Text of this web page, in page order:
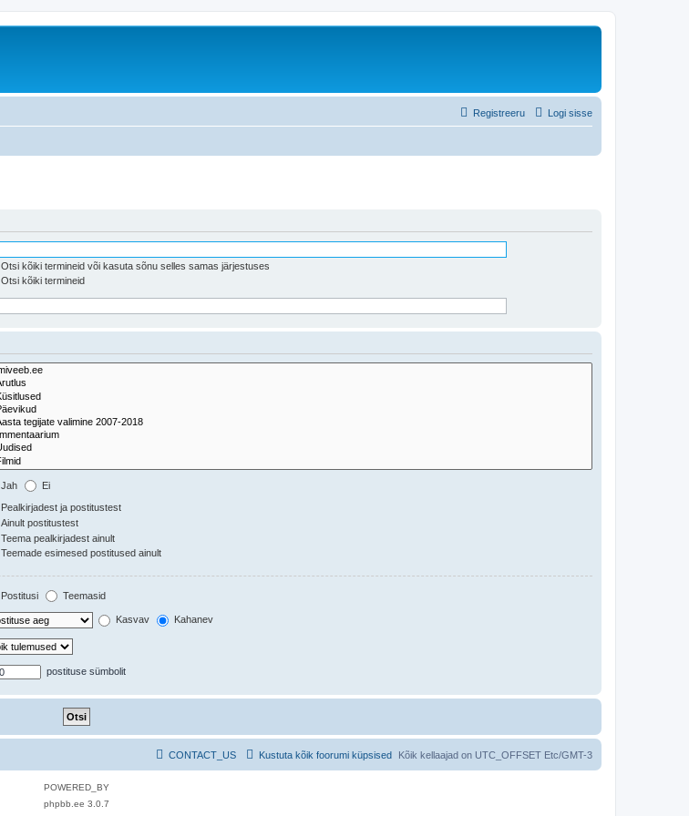
Logi sisse
Registreeru
Otsi kõiki termineid või kasuta sõnu selles samas järjestuses
Otsi kõiki termineid
Jah Ei
Pealkirjadest ja postitustest
Ainult postitustest
Teema pealkirjadest ainult
Teemade esimesed postitused ainult
Postitusi Teemasid
Kasvav Kahanev
postituse sümbolit
Kõik kellaajad on UTC_OFFSET Etc/GMT-3
Kustuta kõik foorumi küpsised
CONTACT_US
POWERED_BY
phpbb.ee 3.0.7